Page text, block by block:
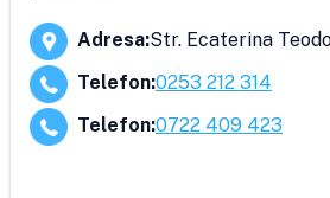
Adresa:Str. Ecaterina
Telefon:0253 212 314
Telefon:0722 409 423